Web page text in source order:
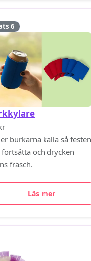
6
burkarna kalla så festen
fortsätta och drycken
fräsch.
Läs mer